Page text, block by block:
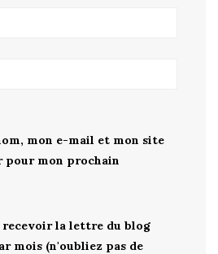
mon e-mail et mon site
pour mon prochain
recevoir la lettre du blog
mois (n'oubliez pas de